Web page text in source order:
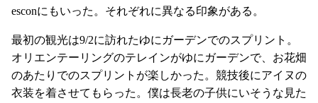
esconにもいった。それぞれに異なる印象がある。
最初の観光は9/2に訪れたゆにガーデンでのスプリント。
オリエンテーリングのテレインがゆにガーデンで、お花畑
のあたりでのスプリントが楽しかった。競技後にアイヌの
衣装を着させてもらった。僕は長老の子供にいそうな見た